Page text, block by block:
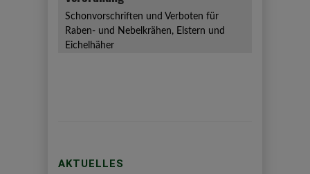
Schonvorschriften und Verboten für
Raben- und Nebelkrähen, Elstern und
Eichelhäher
AKTUELLES